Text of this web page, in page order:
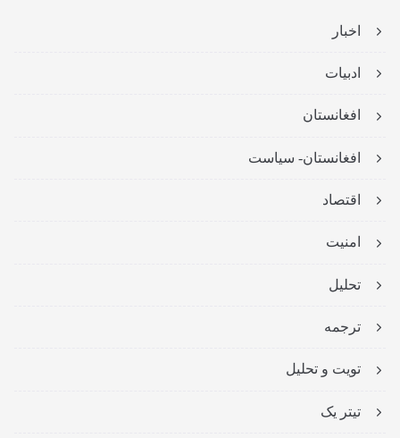
اخبار
ادبیات
افغانستان
افغانستان- سیاست
اقتصاد
امنیت
تحلیل
ترجمه
تویت و تحلیل
تیتر یک